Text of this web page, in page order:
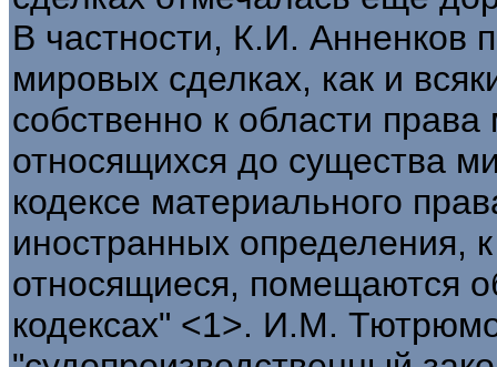
В частности, К.И. Анненков
мировых сделках, как и
собственно к области
относящихся до существа
кодексе материального
иностранных определения,
относящиеся, помещаются
кодексах" <1>. И.М.